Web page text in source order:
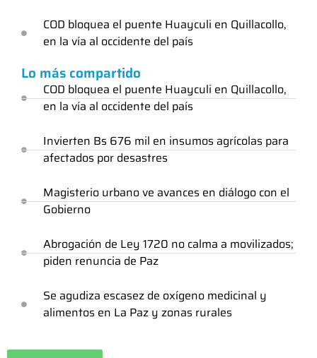
COD bloquea el puente Huayculi en Quillacollo,
en la vía al occidente del país
Lo más compartido
COD bloquea el puente Huayculi en Quillacollo,
en la vía al occidente del país
Invierten Bs 676 mil en insumos agrícolas para
afectados por desastres
Magisterio urbano ve avances en diálogo con el
Gobierno
Abrogación de Ley 1720 no calma a movilizados;
piden renuncia de Paz
Se agudiza escasez de oxígeno medicinal y
alimentos en La Paz y zonas rurales